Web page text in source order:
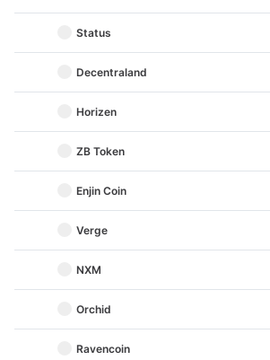
Status
Decentraland
Horizen
ZB Token
Enjin Coin
Verge
NXM
Orchid
Ravencoin